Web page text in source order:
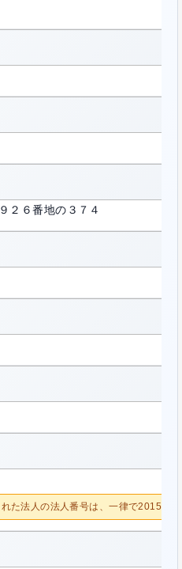
２６番地の３７４
た法人の法人番号は、一律で2015/10/